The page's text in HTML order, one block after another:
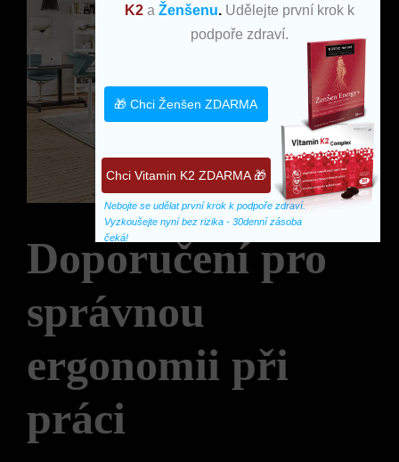
Doporučení pro
správnou
ergonomii při
práci
K2 aŽenšenu. Udělejte první krok k
podpoře zdraví.
Nebojte se udělat první krok k podpoře zdraví.
Vyzkoušejte nyní bez rizika - 30denní zásoba
čeká!
Chci Vitamin K2 ZDARMA 🎁
🎁 Chci Ženšen ZDARMA